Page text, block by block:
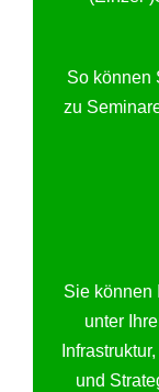
So können
zu
Sie können
unter
und